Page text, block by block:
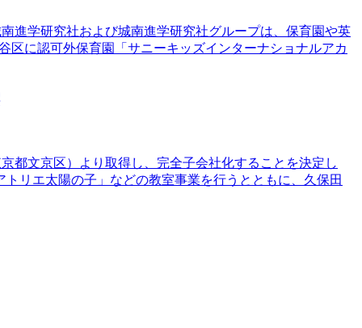
進学研究社および城南進学研究社グループは、保育園や英
区に認可外保育園「サニーキッズインターナショナルアカ
都文京区）より取得し、完全子会社化することを決定し
リエ太陽の子」などの教室事業を行うとともに、久保田